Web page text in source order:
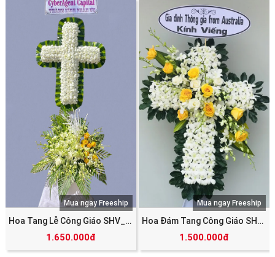
Hoa Tang Lễ Công Giáo SHV_5577
1.650.000đ
Mua ngay Freeship
Hoa Đám Tang Công Giáo SHV_5605
1.500.000đ
Mua ngay Freeship